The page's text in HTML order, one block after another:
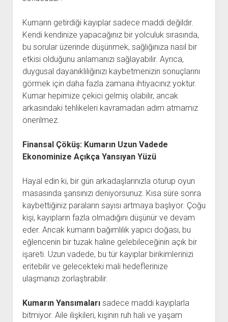
Kumarın getirdiği kayıplar sadece maddi değildir.
Kendi kendinize yapacağınız bir yolculuk sırasında,
bu sorular üzerinde düşünmek, sağlığınıza nasıl bir
etkisi olduğunu anlamanızı sağlayabilir. Ayrıca,
duygusal dayanıklılığınızı kaybetmenizin sonuçlarını
görmek için daha fazla zamana ihtiyacınız yoktur.
Kumar hepimize çekici gelmiş olabilir, ancak
arkasındaki tehlikeleri kavramadan adım atmamız
önerilmez.
Finansal Çöküş: Kumarın Uzun Vadede
Ekonominize Açıkça Yansıyan Yüzü
Hayal edin ki, bir gün arkadaşlarınızla oturup oyun
masasında şansınızı deniyorsunuz. Kısa süre sonra
kaybettiğiniz paraların sayısı artmaya başlıyor. Çoğu
kişi, kayıpların fazla olmadığını düşünür ve devam
eder. Ancak kumarın bağımlılık yapıcı doğası, bu
eğlencenin bir tuzak haline gelebileceğinin açık bir
işareti. Uzun vadede, bu tür kayıplar birikimlerinizi
eritebilir ve gelecekteki mali hedeflerinize
ulaşmanızı zorlaştırabilir.
Kumarın Yansımalarısadece maddi kayıplarla
bitmiyor. Aile ilişkileri, kişinin ruh hali ve yaşam